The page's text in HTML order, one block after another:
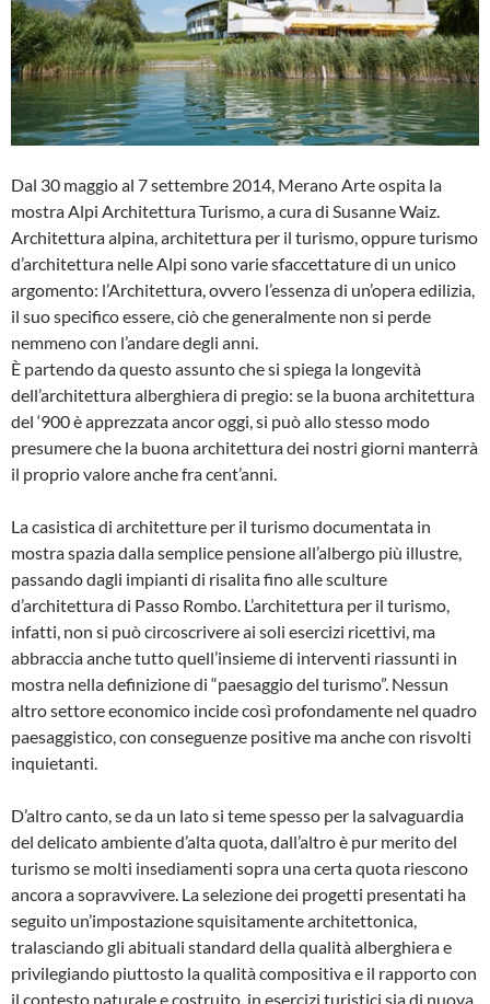
Dal 30 maggio al 7 settembre 2014, Merano Arte ospita la
mostra Alpi Architettura Turismo, a cura di Susanne Waiz.
Architettura alpina, architettura per il turismo, oppure turismo
d’architettura nelle Alpi sono varie sfaccettature di un unico
argomento: l’Architettura, ovvero l’essenza di un’opera edilizia,
il suo specifico essere, ciò che generalmente non si perde
nemmeno con l’andare degli anni.
È partendo da questo assunto che si spiega la longevità
dell’architettura alberghiera di pregio: se la buona architettura
del ‘900 è apprezzata ancor oggi, si può allo stesso modo
presumere che la buona architettura dei nostri giorni manterrà
il proprio valore anche fra cent’anni.
La casistica di architetture per il turismo documentata in
mostra spazia dalla semplice pensione all’albergo più illustre,
passando dagli impianti di risalita fino alle sculture
d’architettura di Passo Rombo. L’architettura per il turismo,
infatti, non si può circoscrivere ai soli esercizi ricettivi, ma
abbraccia anche tutto quell’insieme di interventi riassunti in
mostra nella definizione di “paesaggio del turismo”. Nessun
altro settore economico incide così profondamente nel quadro
paesaggistico, con conseguenze positive ma anche con risvolti
inquietanti.
D’altro canto, se da un lato si teme spesso per la salvaguardia
del delicato ambiente d’alta quota, dall’altro è pur merito del
turismo se molti insediamenti sopra una certa quota riescono
ancora a sopravvivere. La selezione dei progetti presentati ha
seguito un’impostazione squisitamente architettonica,
tralasciando gli abituali standard della qualità alberghiera e
privilegiando piuttosto la qualità compositiva e il rapporto con
il contesto naturale e costruito, in esercizi turistici sia di nuova